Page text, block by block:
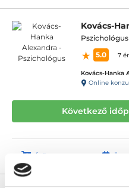
Kovács-
Pszichológus
5.0
7
Online
Következő
Árlista